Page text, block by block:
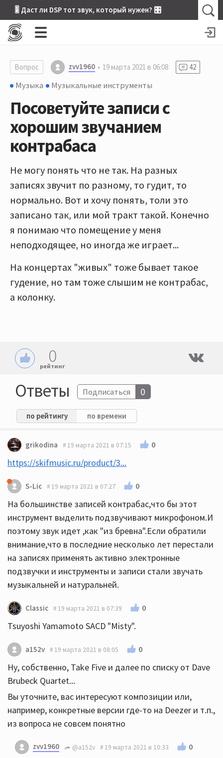
🎚 Даст ли DSP тот звук, который нужен? 🎛
Вопрос zvv1960 19 марта 2021 в 06:08 42
Музыка Музыкальные инструменты
Посоветуйте записи с
хорошим звучанием
контрабаса
Не могу понять что не так. На разных
записях звучит по разному, то гудит, то
нормально. Вот и хочу понять, толи это
записано так, или мой тракт такой. Конечно
я понимаю что помещение у меня
неподходящее, но иногда же играет...
На концертах "живых" тоже бывает такое
гудение, но там тоже слышим не контрабас,
а колонку.
0
рейтинг
Ответы Подписаться 0
по рейтингу по времени
grikodina 19 марта 2021 в 07:15 0
https://skifmusic.ru/product/3...
S-Lic 19 марта 2021 в 07:27 0
На большинстве записей контрабас,что бы этот
инструмент выделить подзвучивают микрофоном.И
поэтому звук идет ,как "из бревна".Если обратили
внимание,что в последние несколько лет перестали
на записях применять активно электронные
подзвучки и инструменты и записи стали звучать
музыкальней и натуральней.
Classic 19 марта 2021 в 07:39 0
Tsuyoshi Yamamoto SACD "Misty".
a152v 19 марта 2021 в 08:05 0
Ну, собственно, Take Five и далее по списку от Dave
Brubeck Quartet...
Вы уточните, вас интересуют композиции или,
например, конкретные версии где-то на Deezer и т.п.,
из вопроса не совсем понятно
zvv1960 @a152v 19 марта 2021 в 10:33 0